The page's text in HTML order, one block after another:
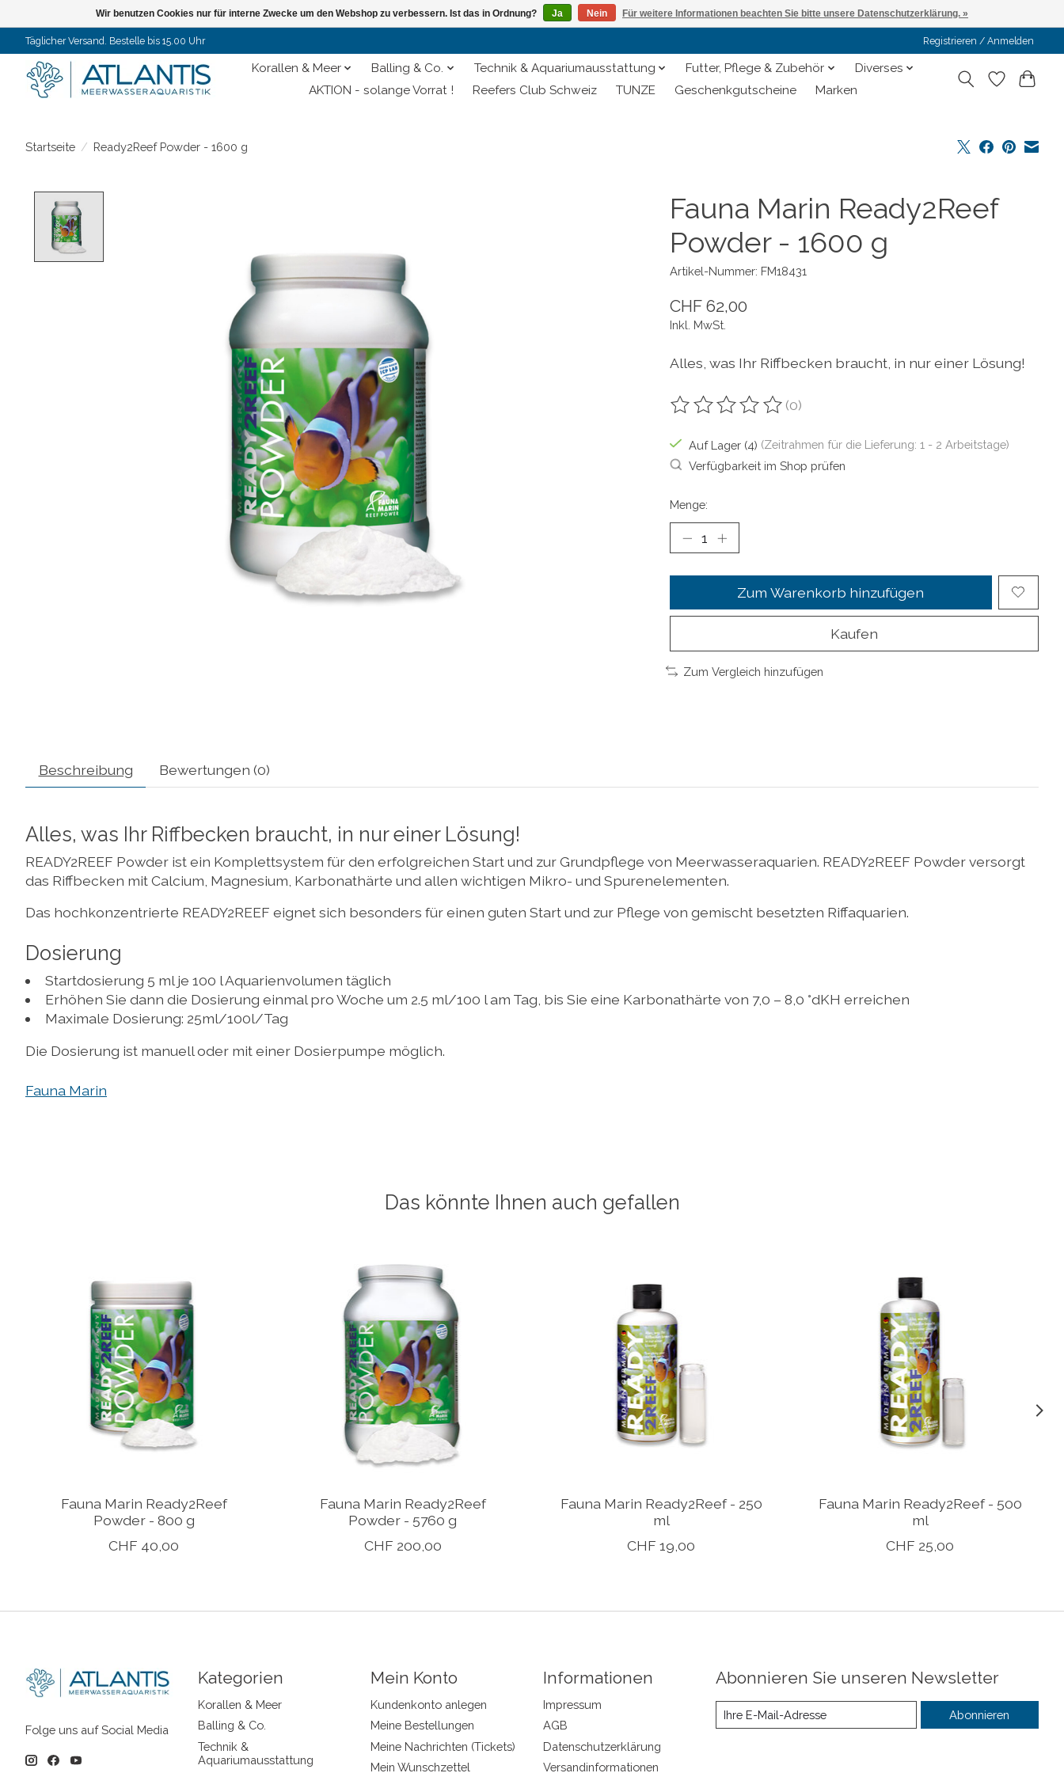
Täglicher Versand. Bestelle bis 15.00 Uhr Registrieren / Anmelden
Korallen & Meer Balling & Co. Technik & Aquariumausstattung Futter, Pflege & Zubehör
Diverses
AKTION - solange Vorrat !
Reefers Club Schweiz TUNZE Geschenkgutscheine Marken
Startseite / Ready2Reef Powder - 1600 g
Fauna Marin Ready2Reef
Powder - 1600 g
Artikel-Nummer: FM18431
CHF 62,00
Inkl. MwSt.
Alles, was Ihr Riffbecken braucht, in nur einer Lösung!
Die Bewertung dieses Produkts ist
(0)
Auf Lager (4) (Zeitrahmen für die Lieferung: 1 - 2 Arbeitstage)
Verfügbarkeit im Shop prüfen
Menge:
Zum Warenkorb hinzufügen
Kaufen
Zum Vergleich hinzufügen
Beschreibung Bewertungen (0)
Alles, was Ihr Riffbecken braucht, in nur einer Lösung!
READY2REEF Powder ist ein Komplettsystem für den erfolgreichen Start und zur Grundpflege von Meerwasseraquarien. READY2REEF Powder versorgt
das Riffbecken mit Calcium, Magnesium, Karbonathärte und allen wichtigen Mikro- und Spurenelementen.
Das hochkonzentrierte READY2REEF eignet sich besonders für einen guten Start und zur Pflege von gemischt besetzten Riffaquarien.
Dosierung
Startdosierung 5 ml je 100 l Aquarienvolumen täglich
Erhöhen Sie dann die Dosierung einmal pro Woche um 2.5 ml/100 l am Tag, bis Sie eine Karbonathärte von 7,0 – 8,0 °dKH erreichen
Maximale Dosierung: 25ml/100l/Tag
Die Dosierung ist manuell oder mit einer Dosierpumpe möglich.
Fauna Marin
Das könnte Ihnen auch gefallen
Fauna Marin Ready2Reef
Powder - 800 g
CHF 40,00
Fauna Marin Ready2Reef
Powder - 5760 g
CHF 200,00
Fauna Marin Ready2Reef - 250
ml
CHF 19,00
Fauna Marin Ready2Reef - 500
ml
CHF 25,00
Folge uns auf Social Media
Kategorien
Korallen & Meer
Balling & Co.
Technik &
Aquariumausstattung
Mein Konto
Kundenkonto anlegen
Meine Bestellungen
Meine Nachrichten (Tickets)
Mein Wunschzettel
Informationen
Impressum
AGB
Datenschutzerklärung
Versandinformationen
Abonnieren Sie unseren Newsletter
Abonnieren
Wir benutzen Cookies nur für interne Zwecke um den Webshop zu verbessern. Ist das in Ordnung? Ja Nein Für weitere Informationen beachten Sie bitte unsere Datenschutzerklärung. »